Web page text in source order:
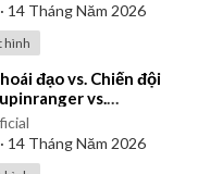
· 14 Tháng Năm 2026
hình
đạo vs. Chiến đội
vs.
- Tập 13 | Vietsub
· 14 Tháng Năm 2026